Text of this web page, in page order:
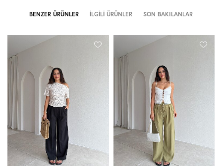
BENZER ÜRÜNLER İLGILI ÜRÜNLER SON BAKILANLAR